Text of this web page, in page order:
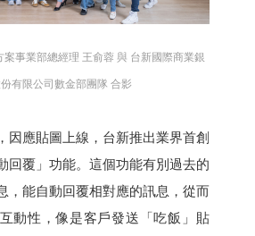
案事業部總經理 王俞蓉 與 台新國際商業銀
有限公司數金部團隊 合影
因應貼圖上線，台新推出業界首創
回覆」功能。這個功能有別過去的
，能自動回覆相對應的訊息，從而
動性，像是客戶發送「吃飯」貼